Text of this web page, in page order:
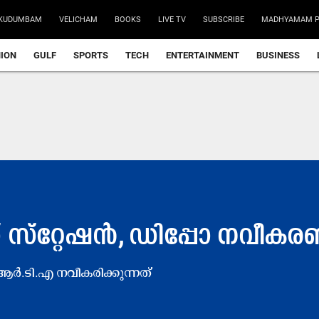
VELICHAM BOOKS LIVE TV SUBSCRIBE MADHYAMAM
GULF SPORTS TECH ENTERTAINMENT BUSINESS
ഡി​പ്പോ
ന​വീ​ക​രി​ക്കു​ന്ന​ത്​​